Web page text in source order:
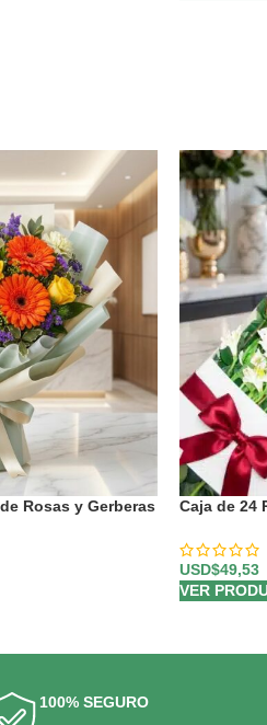
Rosas y Gerberas
Caja de 24
USD$49,53
VER
100% SEGURO